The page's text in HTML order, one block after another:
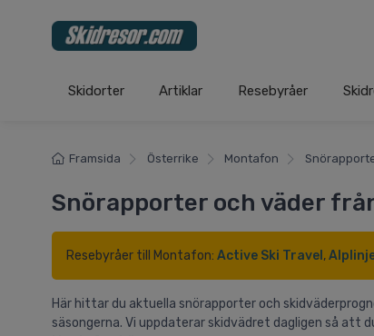
Skidorter Artiklar Resebyråer
Framsida Österrike Montafon
Snörapporter och väder
Resebyråer till Montafon: Active Ski Travel ,
Här hittar du aktuella snörapporter och
säsongerna. Vi uppdaterar skidvädret dagligen så att